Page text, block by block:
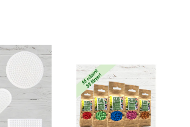
strykepapir. Laget i
Sverige. Passer fra 5 år.
Inneholder små deler -
kvelningsfare! Må ikke gis
til barn under 3 år.